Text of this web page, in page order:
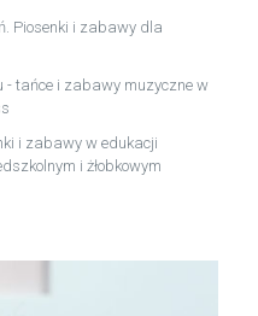
Piosenki i zabawy dla
- tańce i zabawy muzyczne w
i zabawy w edukacji
i żłobkowym